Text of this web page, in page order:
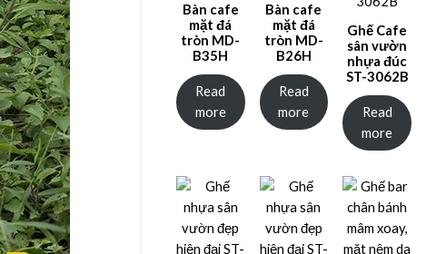
Bàn cafe
mặt đá
tròn MD-
B35H
Read
more
Bàn cafe
mặt đá
tròn MD-
B26H
Read
more
Ghế Cafe
sân vườn
nhựa đúc
ST-3062B
Read
more